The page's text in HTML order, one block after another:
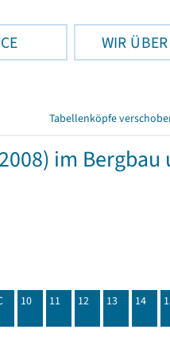
WIR
Tabellenköpfe
im
10 11 12 13 14